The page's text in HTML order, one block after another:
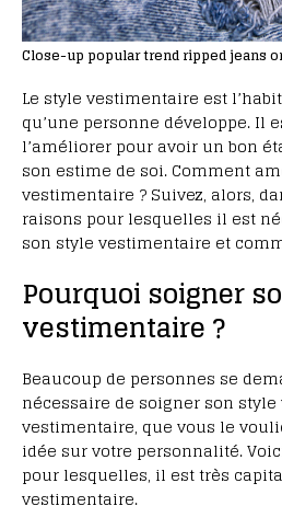
Close-up popular trend ripped jeans
Le style vestimentaire est
qu’une personne développe. Il
l’améliorer pour avoir un bon
son estime de soi. Comment
vestimentaire ? Suivez, alors,
raisons pour lesquelles il est
son style vestimentaire et
Pourquoi soigner
vestimentaire ?
Beaucoup de personnes se
nécessaire de soigner son
vestimentaire, que vous le
idée sur votre personnalité.
pour lesquelles, il est très
vestimentaire.